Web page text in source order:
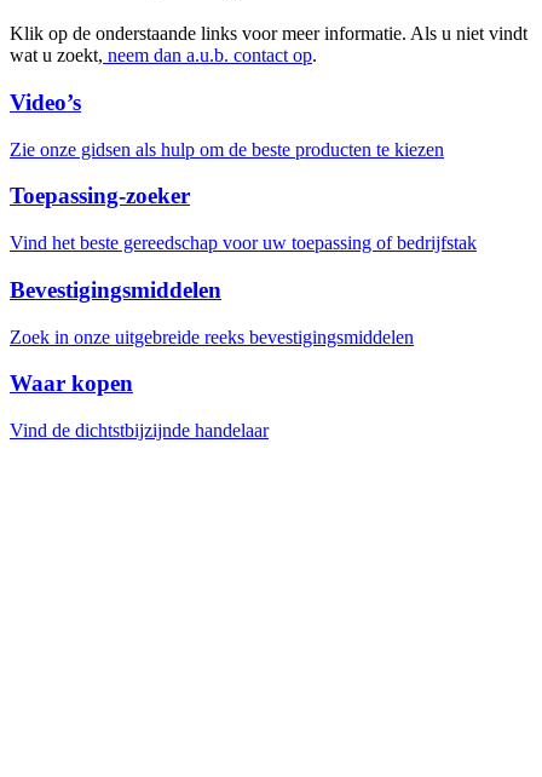
Klik op de onderstaande links voor meer informatie. Als u niet vindt
wat u zoekt, neem dan a.u.b. contact op.
Video’s
Zie onze gidsen als hulp om de beste producten te kiezen
Toepassing-zoeker
Vind het beste gereedschap voor uw toepassing of bedrijfstak
Bevestigingsmiddelen
Zoek in onze uitgebreide reeks bevestigingsmiddelen
Waar kopen
Vind de dichtstbijzijnde handelaar